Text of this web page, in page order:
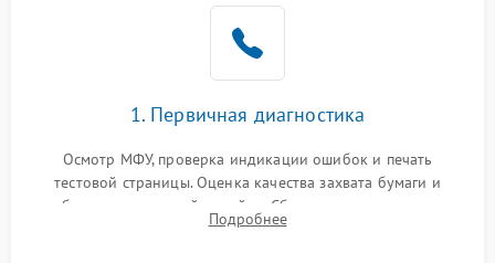
1. Первичная диагностика
Осмотр МФУ, проверка индикации ошибок и печать
тестовой страницы. Оценка качества захвата бумаги и
работы сканирующей линейки. Сбор данных о замятиях,
дефектах изображения или посторонних шумах при работе.
Подробнее